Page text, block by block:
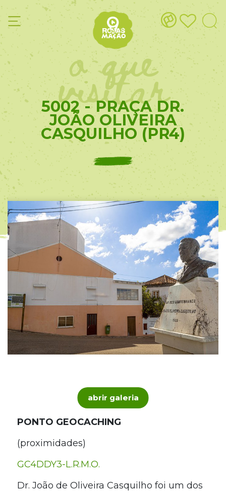
o que
visitar
5002 - PRAÇA DR.
JOÃO OLIVEIRA
CASQUILHO (PR4)
abrir galeria
PONTO GEOCACHING
(proximidades)
GC4DDY3-L.R.M.O.
Dr. João de Oliveira Casquilho foi um dos